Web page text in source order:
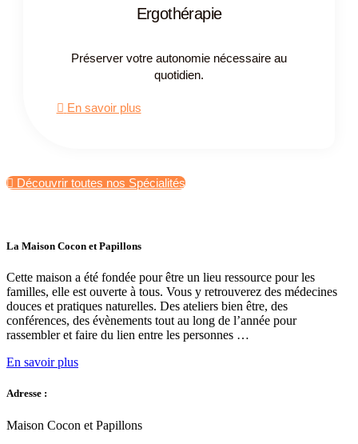
Ergothérapie
Préserver votre autonomie nécessaire au
quotidien​.
En savoir plus
Découvrir toutes nos Spécialités
La Maison Cocon et Papillons
Cette maison a été fondée pour être un lieu ressource pour les
familles, elle est ouverte à tous. Vous y retrouverez des médecines
douces et pratiques naturelles. Des ateliers bien être, des
conférences, des évènements tout au long de l’année pour
rassembler et faire du lien entre les personnes …
En savoir plus
Adresse :
Maison Cocon et Papillons